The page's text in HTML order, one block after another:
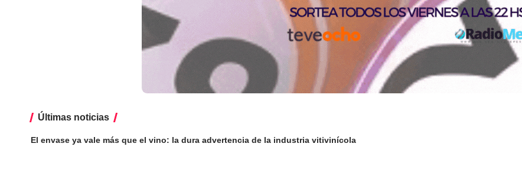
Últimas noticias
El envase ya vale más que el vino: la dura advertencia de la industria vitivinícola